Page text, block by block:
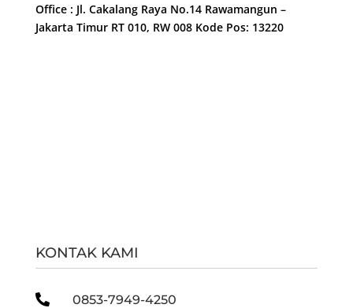
Office : Jl. Cakalang Raya No.14 Rawamangun –
Jakarta Timur RT 010, RW 008 Kode Pos: 13220
KONTAK KAMI
 0853-7949-4250